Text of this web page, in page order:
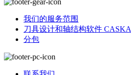
我们的服务范围
刀具设计和轴结构软件 CASKA
分包